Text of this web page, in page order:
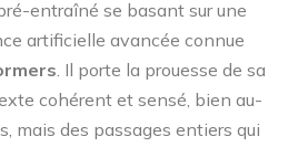
entraîné se basant sur une
artificielle avancée connue
. Il porte la prouesse de sa
cohérent et sensé, bien au-
mais des passages entiers qui